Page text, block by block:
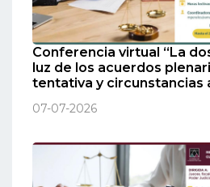
Conferencia virtual “La
luz de los acuerdos
tentativa y circunstancias
07-07-2026